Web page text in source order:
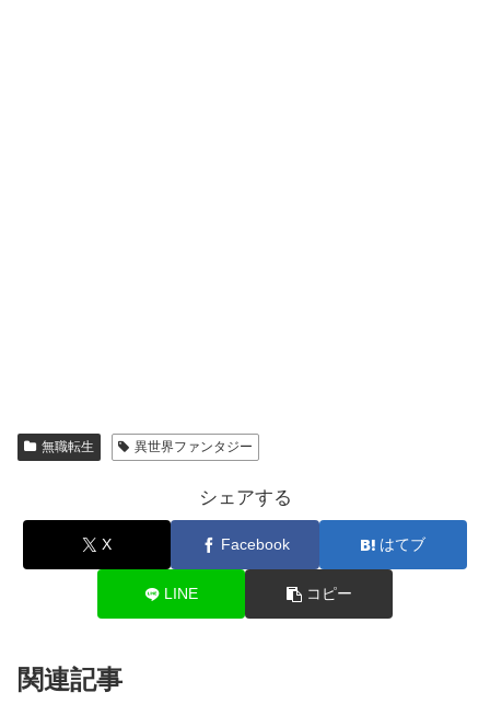
無職転生 異世界ファンタジー
シェアする
X Facebook はてブ
LINE コピー
関連記事